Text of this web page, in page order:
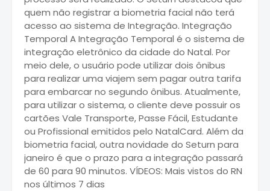
quem não registrar a biometria facial não terá
acesso ao sistema de Integração. Integração
Temporal A Integração Temporal é o sistema de
integração eletrônico da cidade do Natal. Por
meio dele, o usuário pode utilizar dois ônibus
para realizar uma viajem sem pagar outra tarifa
para embarcar no segundo ônibus. Atualmente,
para utilizar o sistema, o cliente deve possuir os
cartões Vale Transporte, Passe Fácil, Estudante
ou Profissional emitidos pelo NatalCard. Além da
biometria facial, outra novidade do Seturn para
janeiro é que o prazo para a integração passará
de 60 para 90 minutos. VÍDEOS: Mais vistos do RN
nos últimos 7 dias